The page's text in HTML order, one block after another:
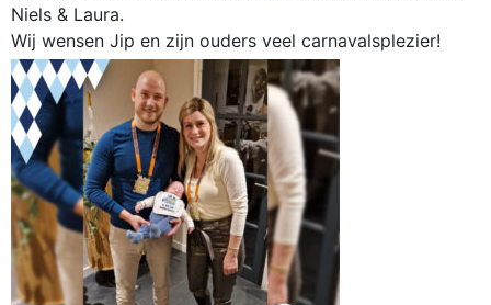
Niels & Laura.
Wij wensen Jip en zijn ouders veel carnavalsplezier!